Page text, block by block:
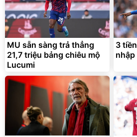
MU sẵn sàng trả thẳng
21,7 triệu bảng chiêu mộ
Lucumi
3